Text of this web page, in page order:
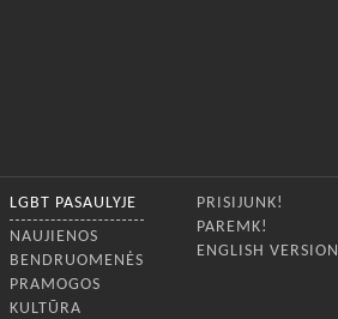
LGBT PASAULYJE
NAUJIENOS
BENDRUOMENĖS
PRAMOGOS
KULTŪRA
PRISIJUNK!
PAREMK!
ENGLISH VERSION